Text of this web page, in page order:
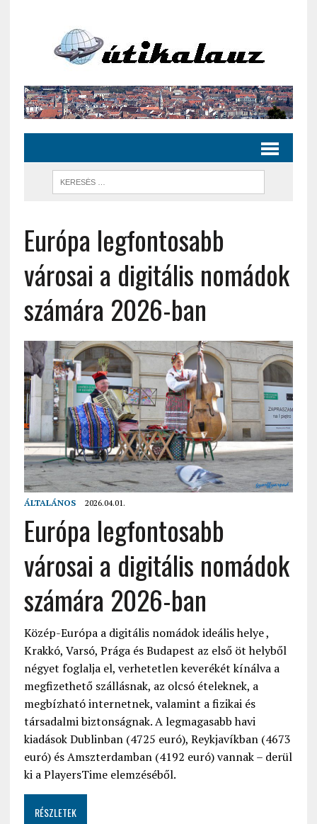
Európa legfontosabb
városai a digitális nomádok
számára 2026-ban
ÁLTALÁNOS 2026.04.01.
Európa legfontosabb
városai a digitális nomádok
számára 2026-ban
Közép-Európa a digitális nomádok ideális helye ,
Krakkó, Varsó, Prága és Budapest az első öt helyből
négyet foglalja el, verhetetlen keverékét kínálva a
megfizethető szállásnak, az olcsó ételeknek, a
megbízható internetnek, valamint a fizikai és
társadalmi biztonságnak. A legmagasabb havi
kiadások Dublinban (4725 euró), Reykjavíkban (4673
euró) és Amszterdamban (4192 euró) vannak – derül
ki a PlayersTime elemzéséből.
RÉSZLETEK